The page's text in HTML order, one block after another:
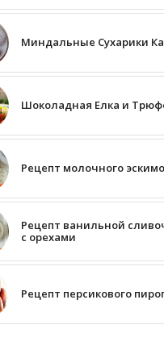
Миндальные Сухарики
Шоколадная Елка и
Рецепт молочного
Рецепт ванильной
с орехами
Рецепт персикового